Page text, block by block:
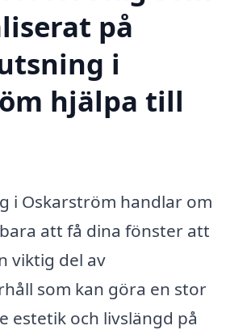
på
i
hjälpa till
i Oskarström handlar om
att få dina fönster att
viktig del av
som kan göra en stor
estetik och livslängd på